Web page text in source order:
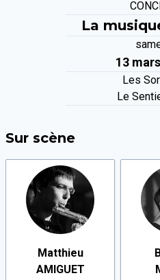
La
13
Les
Le
Sur scène
Matthieu
AMIGUET